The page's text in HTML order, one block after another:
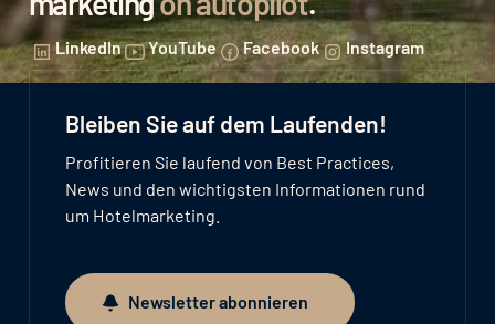
LinkedIn YouTube Facebook Instagram
Bleiben Sie auf dem Laufenden!
Profitieren Sie laufend von Best Practices,
News und den wichtigsten Informationen rund
um Hotelmarketing.
Newsletter abonnieren
Newsletter abonnieren